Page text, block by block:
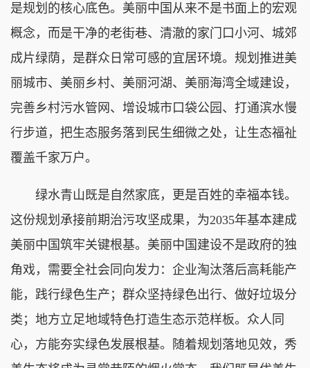
是规划的核心底色。美丽中国从来不是书面上的宏观
概念，而是干净的老街巷、清澈的家门口小河、城郊
成片绿荫，是群众日常可感的宜居环境。规划推进美
丽城市、美丽乡村、美丽河湖、美丽海湾全域建设，
完善乡村污水管网、增设城市口袋公园、打通滨水慢
行步道，把生态服务落到民生细微之处，让生态福祉
覆盖千家万户。
绿水青山既是自然家底，更是百姓的幸福本钱。
这份规划承接前期治污攻坚成果，为2035年基本建成
美丽中国筑牢关键根基。美丽中国建设不是政府的独
角戏，需要全社会同向发力：企业淘汰落后高耗能产
能，践行绿色生产；群众坚持绿色出行、做好垃圾分
类；地方立足地域特色打造生态示范样板。众人同
心，方能夯实绿色发展根基。随着规划落地见效，秀